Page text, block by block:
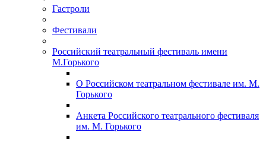
Гастроли
Фестивали
Российский театральный фестиваль имени
М.Горького
О Российском театральном фестивале им. М.
Горького
Анкета Российского театрального фестиваля
им. М. Горького